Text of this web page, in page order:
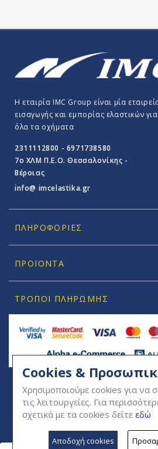
Η εταιρία IMC Group είναι μία
εισαγωγής και εμπορίας ελαστικών για
όλα τα οχήματα
2311112800 - 6971738580
7o ΧΛΜ Π.E.O. Θεσσαλονίκης -
Βέροιας
info@ imcelastika.gr
ΠΛΗΡΟΦΟΡΊΕΣ
ΠΡΟΪΟΝΤΑ
ΤΡΌΠΟΙ ΠΛΗΡΩΜΉΣ
SOCIAL
Cookies &
Χρησιμοποιούμε cookies για να
τις λειτουργείες. Για
σχετικά με τα cookies δείτε εδώ
Αποδοχή cookies